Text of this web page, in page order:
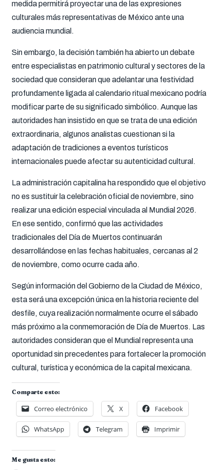
medida permitirá proyectar una de las expresiones
culturales más representativas de México ante una
audiencia mundial.
Sin embargo, la decisión también ha abierto un debate
entre especialistas en patrimonio cultural y sectores de la
sociedad que consideran que adelantar una festividad
profundamente ligada al calendario ritual mexicano podría
modificar parte de su significado simbólico. Aunque las
autoridades han insistido en que se trata de una edición
extraordinaria, algunos analistas cuestionan si la
adaptación de tradiciones a eventos turísticos
internacionales puede afectar su autenticidad cultural.
La administración capitalina ha respondido que el objetivo
no es sustituir la celebración oficial de noviembre, sino
realizar una edición especial vinculada al Mundial 2026.
En ese sentido, confirmó que las actividades
tradicionales del Día de Muertos continuarán
desarrollándose en las fechas habituales, cercanas al 2
de noviembre, como ocurre cada año.
Según información del Gobierno de la Ciudad de México,
esta será una excepción única en la historia reciente del
desfile, cuya realización normalmente ocurre el sábado
más próximo a la conmemoración de Día de Muertos. Las
autoridades consideran que el Mundial representa una
oportunidad sin precedentes para fortalecer la promoción
cultural, turística y económica de la capital mexicana.
Comparte esto:
Correo electrónico X Facebook
WhatsApp Telegram Imprimir
Me gusta esto: